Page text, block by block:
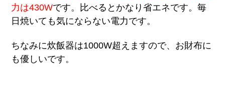
力は430Wです。比べるとかなり省エネです。毎
日焼いても気にならない電力です。
ちなみに炊飯器は1000W超えますので、お財布に
も優しいです。